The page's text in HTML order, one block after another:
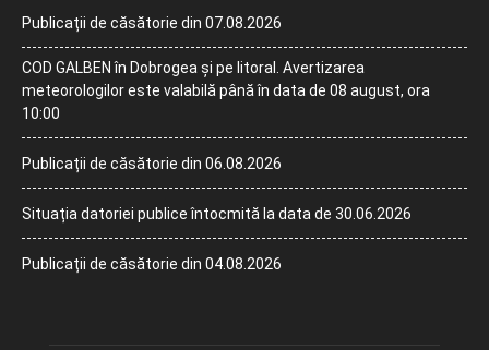
Publicații de căsătorie din 07.08.2026
COD GALBEN în Dobrogea și pe litoral. Avertizarea
meteorologilor este valabilă până în data de 08 august, ora
10:00
Publicații de căsătorie din 06.08.2026
Situația datoriei publice întocmită la data de 30.06.2026
Publicații de căsătorie din 04.08.2026